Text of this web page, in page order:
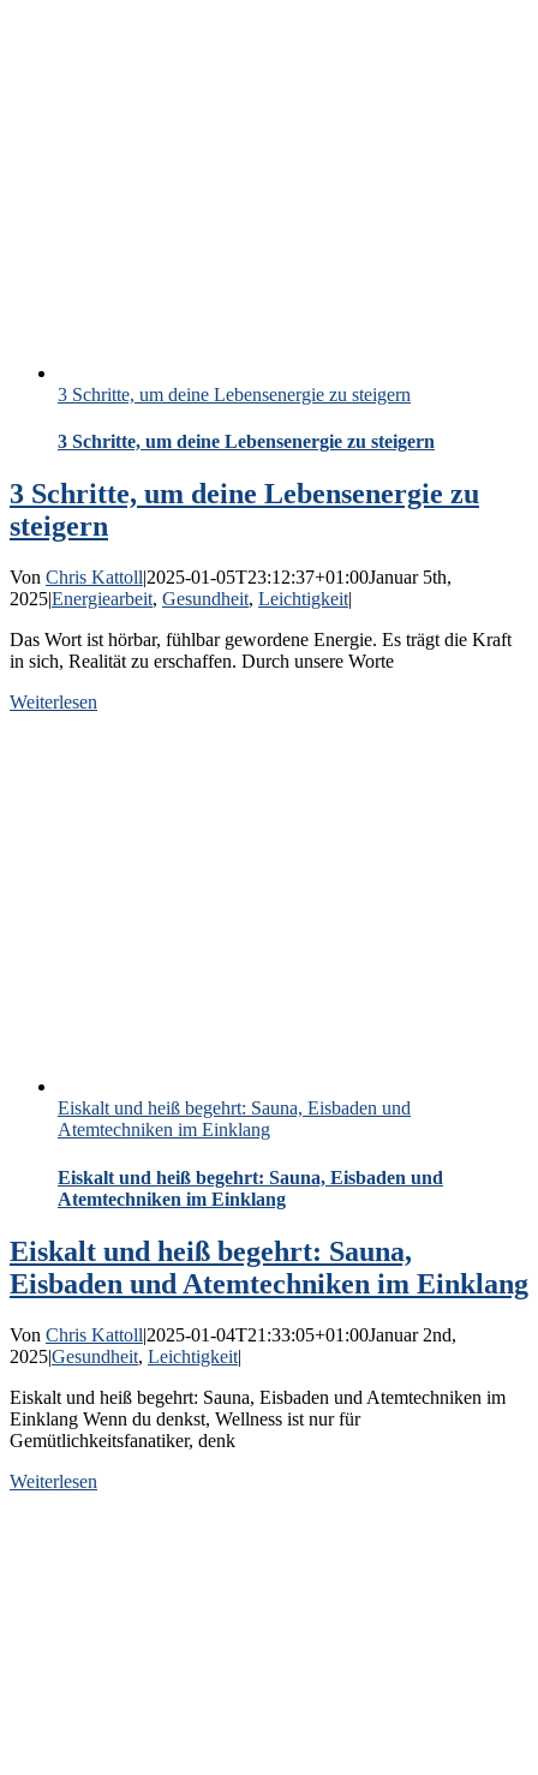
3 Schritte, um deine Lebensenergie zu steigern
3 Schritte, um deine Lebensenergie zu steigern
3 Schritte, um deine Lebensenergie zu
steigern
Von Chris Kattoll|2025-01-05T23:12:37+01:00Januar 5th,
2025|Energiearbeit, Gesundheit, Leichtigkeit|
Das Wort ist hörbar, fühlbar gewordene Energie. Es trägt die Kraft
in sich, Realität zu erschaffen. Durch unsere Worte
Weiterlesen
Eiskalt und heiß begehrt: Sauna, Eisbaden und
Atemtechniken im Einklang
Eiskalt und heiß begehrt: Sauna, Eisbaden und
Atemtechniken im Einklang
Eiskalt und heiß begehrt: Sauna,
Eisbaden und Atemtechniken im Einklang
Von Chris Kattoll|2025-01-04T21:33:05+01:00Januar 2nd,
2025|Gesundheit, Leichtigkeit|
Eiskalt und heiß begehrt: Sauna, Eisbaden und Atemtechniken im
Einklang Wenn du denkst, Wellness ist nur für
Gemütlichkeitsfanatiker, denk
Weiterlesen